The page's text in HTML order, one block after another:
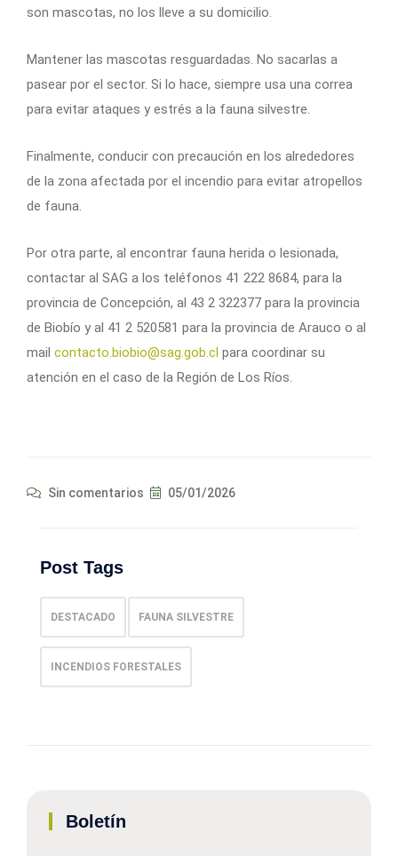
son mascotas, no los lleve a su domicilio.
Mantener las mascotas resguardadas. No sacarlas a
pasear por el sector. Si lo hace, siempre usa una correa
para evitar ataques y estrés a la fauna silvestre.
Finalmente, conducir con precaución en los alrededores
de la zona afectada por el incendio para evitar atropellos
de fauna.
Por otra parte, al encontrar fauna herida o lesionada,
contactar al SAG a los teléfonos 41 222 8684, para la
provincia de Concepción, al 43 2 322377 para la provincia
de Biobío y al 41 2 520581 para la provincia de Arauco o al
mail contacto.biobio@sag.gob.cl para coordinar su
atención en el caso de la Región de Los Ríos.
Sin comentarios 05/01/2026
Post Tags
DESTACADO FAUNA SILVESTRE
INCENDIOS FORESTALES
Boletín